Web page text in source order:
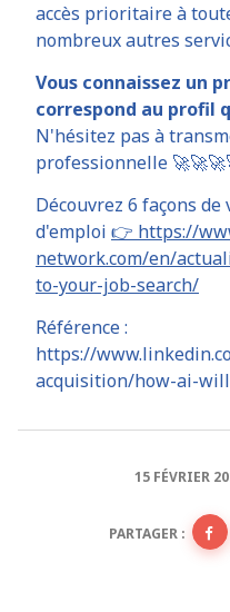
accès prioritaire à
nombreux autres
Vous connaissez un
correspond au profil
N'hésitez pas à
professionnelle
Découvrez 6 façons
d'emploi 👉 https://
network.com/en/
to-your-job-search/
Référence :
https://
acquisition/how-ai-
15 FÉVRIER
PARTAGER :